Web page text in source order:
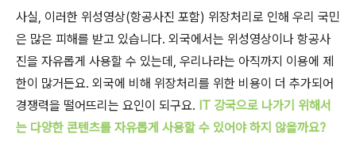
사실, 이러한 위성영상(항공사진 포함) 위장처리로 인해 우리 국민
은 많은 피해를 받고 있습니다. 외국에서는 위성영상이나 항공사
진을 자유롭게 사용할 수 있는데, 우리나라는 아직까지 이용에 제
한이 많거든요. 외국에 비해 위장처리를 위한 비용이 더 추가되어
경쟁력을 떨어뜨리는 요인이 되구요. IT 강국으로 나가기 위해서
는 다양한 콘텐츠를 자유롭게 사용할 수 있어야 하지 않을까요?